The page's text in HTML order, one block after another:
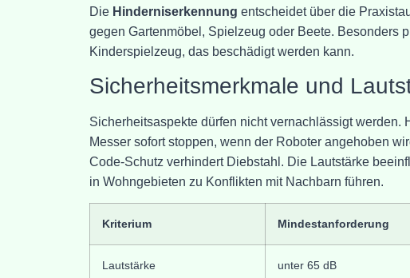
Die Hinderniserkennung entscheidet über die
gegen Gartenmöbel, Spielzeug oder Beete. Besonders
Kinderspielzeug, das beschädigt werden kann.
Sicherheitsmerkmale und
Sicherheitsaspekte dürfen nicht vernachlässigt werden.
Messer sofort stoppen, wenn der Roboter angehoben
Code-Schutz verhindert Diebstahl. Die Lautstärke
in Wohngebieten zu Konflikten mit Nachbarn führen.
Kriterium Mindestanforderung
Lautstärke unter 65 dB